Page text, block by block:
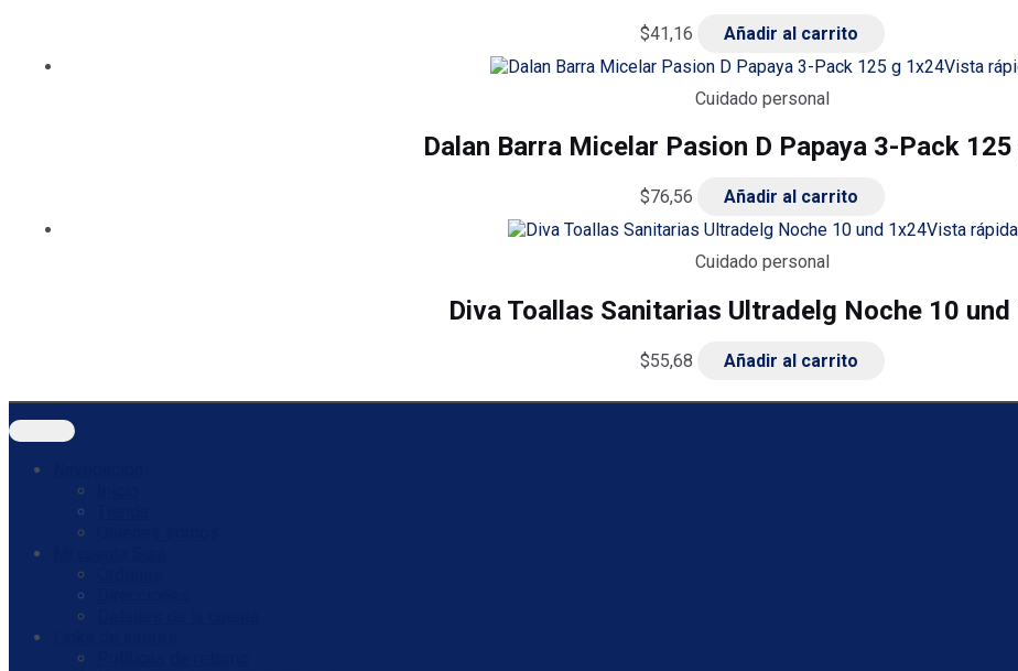
$41,16
Añadir al carrito
Vista
Cuidado personal
Dalan Barra Micelar Pasion D Papaya 3-Pack
$76,56
Añadir al carrito
Vista rápida
Cuidado personal
Diva Toallas Sanitarias Ultradelg Noche 10 und
$55,68 Añadir al carrito